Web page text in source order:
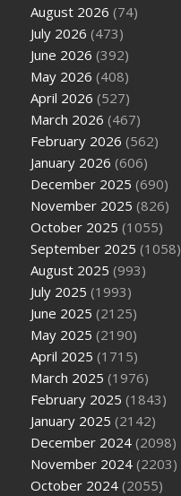
August 2026 (74)
July 2026 (473)
June 2026 (392)
May 2026 (408)
April 2026 (527)
March 2026 (467)
February 2026 (562)
January 2026 (606)
December 2025 (690)
November 2025 (826)
October 2025 (1055)
September 2025 (1058)
August 2025 (993)
July 2025 (1993)
June 2025 (2125)
May 2025 (2190)
April 2025 (1715)
March 2025 (1976)
February 2025 (1843)
January 2025 (2142)
December 2024 (2098)
November 2024 (2203)
October 2024 (2055)